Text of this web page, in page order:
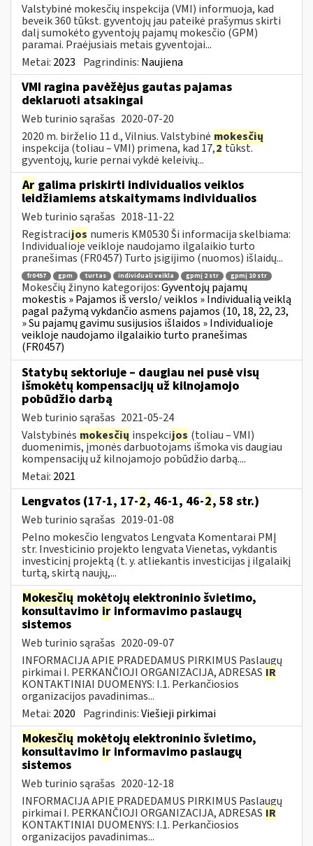
Valstybinė mokesčių inspekcija (VMI) informuoja, kad
beveik 360 tūkst. gyventojų jau pateikė prašymus skirti
dalį sumokėto gyventojų pajamų mokesčio (GPM)
paramai. Praėjusiais metais gyventojai...
Metai: 2023 Pagrindinis: Naujiena
VMI ragina pavėžėjus gautas pajamas
deklaruoti atsakingai
Web turinio sąrašas 2020-07-20
2020 m. birželio 11 d., Vilnius. Valstybinė mokesčių
inspekcija (toliau – VMI) primena, kad 17,2tūkst.
gyventojų, kurie pernai vykdė keleivių...
Ar galima priskirti individualios veiklos
leidžiamiems atskaitymams individualios
Web turinio sąrašas 2018-11-22
Registracijos numeris KM0530 Ši informacija skelbiama:
Individualioje veikloje naudojamo ilgalaikio turto
pranešimas (FR0457) Turto įsigijimo (nuomos) išlaidų...
fr0457 gpm turtas individuali veikla gpmį 2 str gpmį 10 str
Mokesčių žinyno kategorijos:Gyventojų pajamų
mokestis » Pajamos iš verslo/ veiklos » Individualią veiklą
pagal pažymą vykdančio asmens pajamos (10, 18, 22, 23,
» Su pajamų gavimu susijusios išlaidos » Individualioje
veikloje naudojamo ilgalaikio turto pranešimas
(FR0457)
Statybų sektoriuje – daugiau nei pusė visų
išmokėtų kompensacijų už kilnojamojo
pobūdžio darbą
Web turinio sąrašas 2021-05-24
Valstybinės mokesčių inspekcijos (toliau – VMI)
duomenimis, įmonės darbuotojams išmoka vis daugiau
kompensacijų už kilnojamojo pobūdžio darbą....
Metai: 2021
Lengvatos (17-1, 17-2, 46-1, 46-2, 58 str.)
Web turinio sąrašas 2019-01-08
Pelno mokesčio lengvatos Lengvata Komentarai PMĮ
str. Investicinio projekto lengvata Vienetas, vykdantis
investicinį projektą (t. y. atliekantis investicijas į ilgalaikį
turtą, skirtą naujų,...
Mokesčių mokėtojų elektroninio švietimo,
konsultavimo ir informavimo paslaugų
sistemos
Web turinio sąrašas 2020-09-07
INFORMACIJA APIE PRADEDAMUS PIRKIMUS Paslaugų
pirkimai I. PERKANČIOJI ORGANIZACIJA, ADRESAS IR
KONTAKTINIAI DUOMENYS: I.1. Perkančiosios
organizacijos pavadinimas...
Metai: 2020 Pagrindinis:Viešieji pirkimai
Mokesčių mokėtojų elektroninio švietimo,
konsultavimo ir informavimo paslaugų
sistemos
Web turinio sąrašas 2020-12-18
INFORMACIJA APIE PRADEDAMUS PIRKIMUS Paslaugų
pirkimai I. PERKANČIOJI ORGANIZACIJA, ADRESAS IR
KONTAKTINIAI DUOMENYS: I.1. Perkančiosios
organizacijos pavadinimas...